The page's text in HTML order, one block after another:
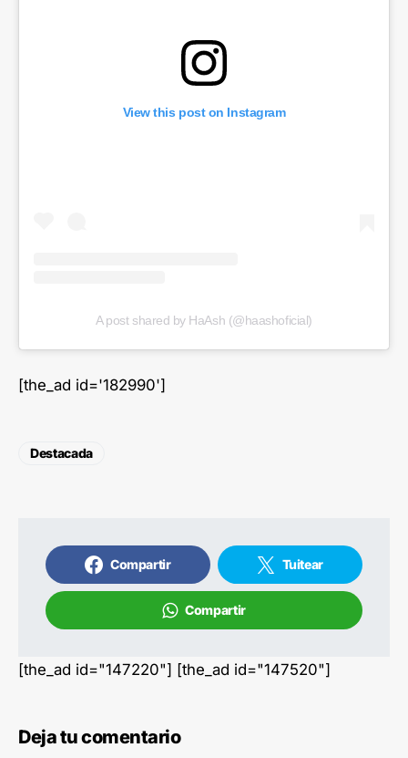
View this post on Instagram
A post shared by HaAsh (@haashoficial)
[the_ad id='182990']
Destacada
Compartir Tuitear
Compartir
[the_ad id="147220"] [the_ad id="147520"]
Deja tu comentario